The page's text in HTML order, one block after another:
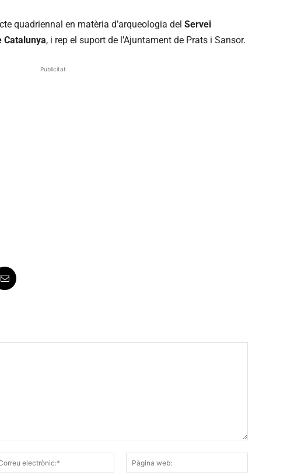
quadriennal en matèria d’arqueologia del Servei
Catalunya, i rep el suport de l’Ajuntament de Prats i Sansor.
Publicitat
Correu
electrònic:*
web: